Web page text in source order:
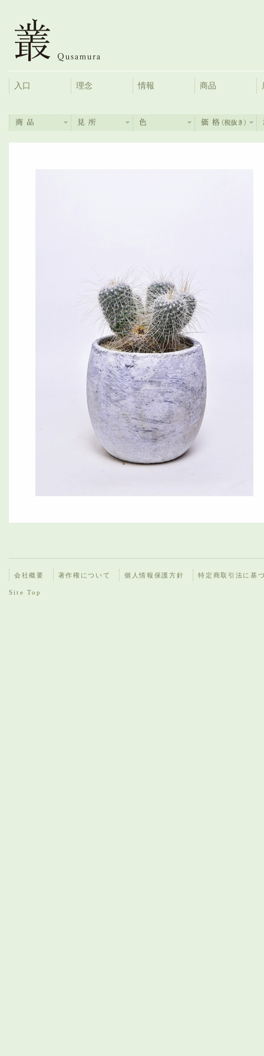
入口 理念 情報 商品
会社概要 著作権について 個人情報保護方針 特定商取引法に基
Site Top